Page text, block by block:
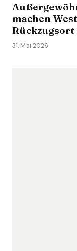
machen
Rückzugsort
31. Mai 2026